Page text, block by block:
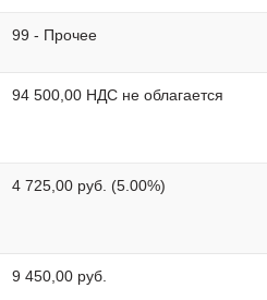
99 - Прочее
94 500,00 НДС не облагается
4 725,00 руб. (5.00%)
9 450,00 руб.